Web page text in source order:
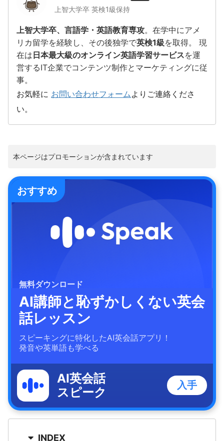
上智大学卒 英検1級保持
上智大学卒、言語学・英語教育専攻。在学中にアメ
リカ留学を経験し、その後独学で英検1級を取得。 現
在は日本最大級のオンライン英語学習サービスを運
営するIT企業でコンテンツ制作とマーケティングに従
事。
お気軽に お問い合わせフォーム よりご連絡くださ
い。
本ページはプロモーションが含まれています
おすすめ
無料ダウンロード
AI講師と恥ずかしくない英会
話レッスン
スピーキングに特化したAI英会話アプリ！
発音や英単語も学べる
AI英会話
スピーク
入手
INDEX